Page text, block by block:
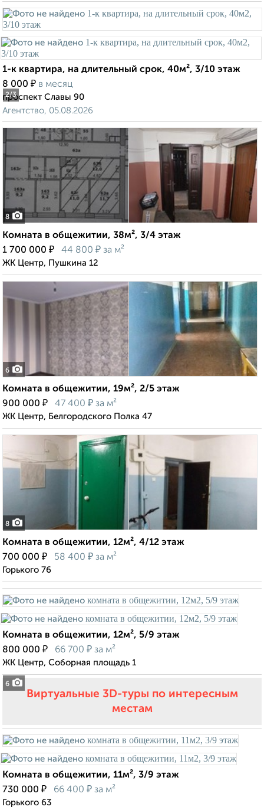
2/3
1-к квартира, на длительный срок, 40м², 3/10 этаж
8 000 ₽ в месяц
проспект Славы 90
Агентство, 05.08.2026
8
Комната в общежитии, 38м², 3/4 этаж
1 700 000 ₽ 44 800 ₽ за м²
ЖК Центр, Пушкина 12
6
Комната в общежитии, 19м², 2/5 этаж
900 000 ₽ 47 400 ₽ за м²
ЖК Центр, Белгородского Полка 47
8
Комната в общежитии, 12м², 4/12 этаж
700 000 ₽ 58 400 ₽ за м²
Горького 76
6
Комната в общежитии, 12м², 5/9 этаж
800 000 ₽ 66 700 ₽ за м²
ЖК Центр, Соборная площадь 1
Виртуальные 3D-туры по интересным
местам
Комната в общежитии, 11м², 3/9 этаж
730 000 ₽ 66 400 ₽ за м²
Горького 63